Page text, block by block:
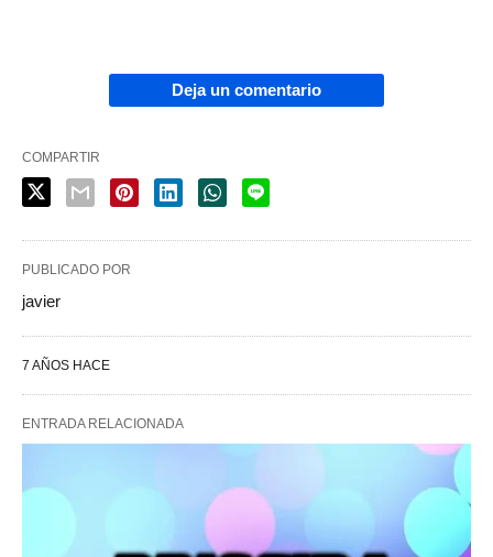
Deja un comentario
COMPARTIR
PUBLICADO POR
javier
7 AÑOS HACE
ENTRADA RELACIONADA